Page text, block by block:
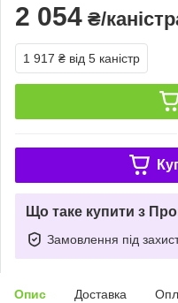
2 054 ₴/
1 917 ₴ від 5 каністр
Що таке купити з
Замовлення під
Опис Доставка